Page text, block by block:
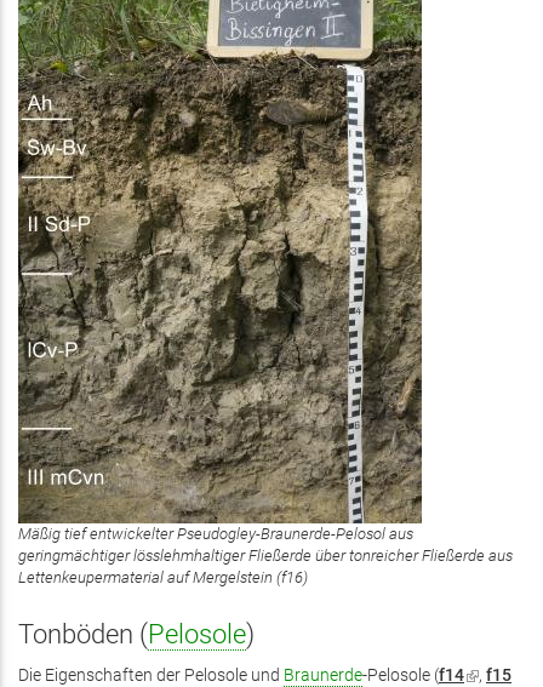
Mäßig tief entwickelter Pseudogley-Braunerde-Pelosol aus
geringmächtiger lösslehmhaltiger Fließerde über tonreicher Fließerde aus
Lettenkeupermaterial auf Mergelstein (f16)
Tonböden (Pelosole)
Die Eigenschaften der Pelosole und Braunerde-Pelosole (f14(Link
, f15